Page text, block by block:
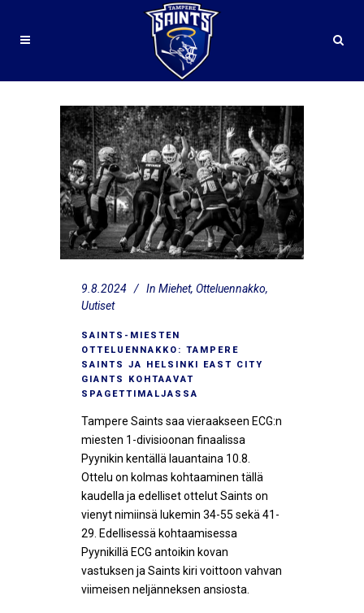
9.8.2024 In Miehet, Otteluennakko,
Uutiset
SAINTS-MIESTEN
OTTELUENNAKKO: TAMPERE
SAINTS JA HELSINKI EAST CITY
GIANTS KOHTAAVAT
SPAGETTIMALJASSA
Tampere Saints saa vieraakseen ECG:n
miesten 1-divisioonan finaalissa
Pyynikin kentällä lauantaina 10.8.
Ottelu on kolmas kohtaaminen tällä
kaudella ja edelliset ottelut Saints on
vienyt nimiinsä lukemin 34-55 sekä 41-
29. Edellisessä kohtaamisessa
Pyynikillä ECG antoikin kovan
vastuksen ja Saints kiri voittoon vahvan
viimeisen neljänneksen ansiosta.